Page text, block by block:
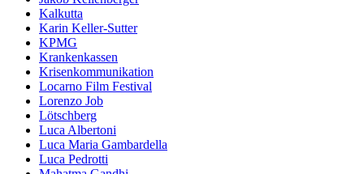
Kalkutta
Karin Keller-Sutter
KPMG
Krankenkassen
Krisenkommunikation
Locarno Film Festival
Lorenzo Job
Lötschberg
Luca Albertoni
Luca Maria Gambardella
Luca Pedrotti